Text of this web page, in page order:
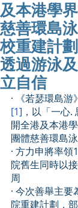
及本港學
慈善環島
校重建計
透過游泳
立自信
· 《若瑟環島
[1] ，以「一心
開全港及本港
團體慈善環島泳
· 方力申將率
院舊生同時以
周
· 今次善舉主
院重建計劃，